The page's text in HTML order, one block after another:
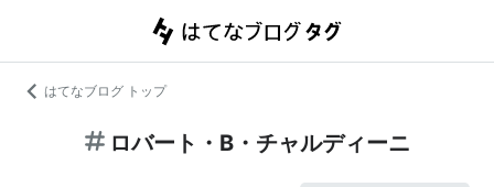
はてなブログ トップ
ロバート・B・チャルディーニ